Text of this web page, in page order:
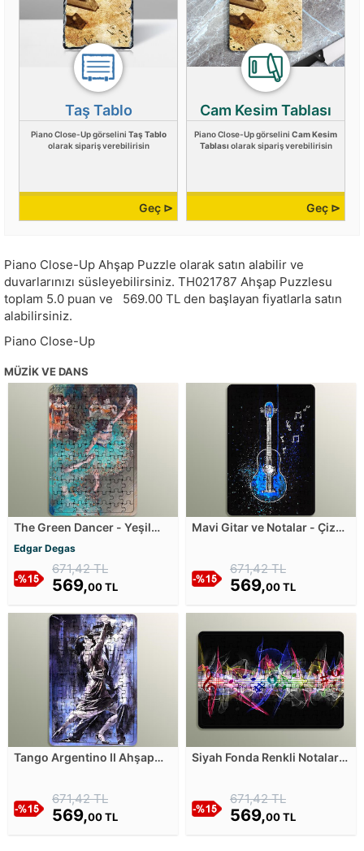
Taş Tablo
Piano Close-Up görselini Taş Tablo
olarak sipariş verebilirisin
Geç ⊳
Cam Kesim Tablası
Piano Close-Up görselini Cam Kesim
Tablası olarak sipariş verebilirisin
Geç ⊳
Piano Close-Up Ahşap Puzzle olarak satın alabilir ve
duvarlarınızı süsleyebilirsiniz. TH021787 Ahşap Puzzlesu
toplam 5.0 puan ve 569.00 TL den başlayan fiyatlarla satın
alabilirsiniz.
Piano Close-Up
MÜZIK VE DANS
The Green Dancer - Yeşil
Edgar Degas
671,42 TL
569,00 TL
Mavi Gitar ve Notalar - Çizgi
671,42 TL
569,00 TL
Tango Argentino II Ahşap
671,42 TL
569,00 TL
Siyah Fonda Renkli Notalar
671,42 TL
569,00 TL